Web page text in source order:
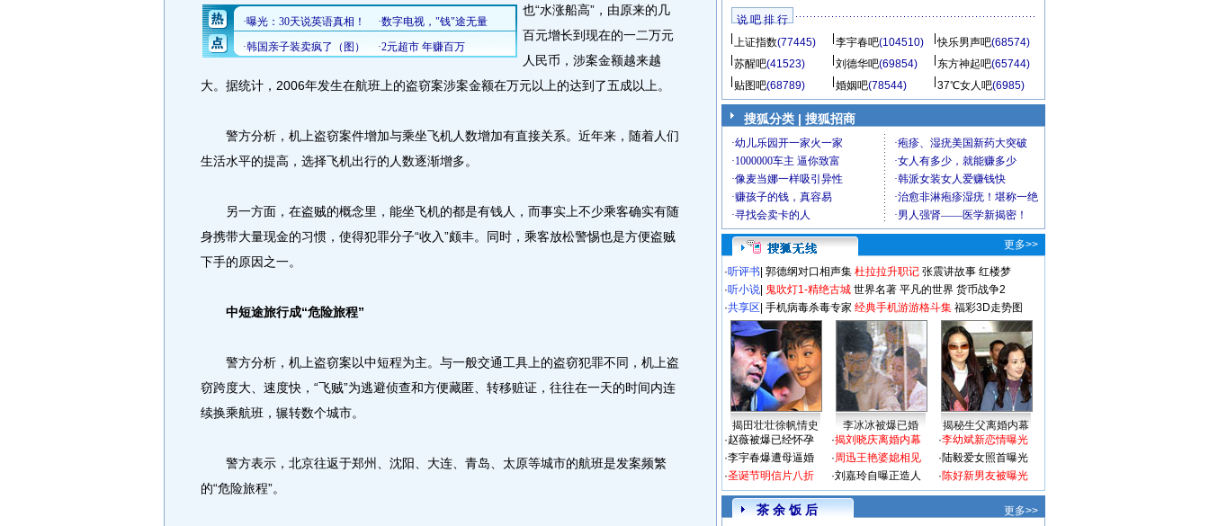
也“水涨船高”，由原来的几
百元增长到现在的一二万元
人民币，涉案金额越来越
大。据统计，2006年发生在航班上的盗窃案涉案金额在万元以上的达到了五成以上。
警方分析，机上盗窃案件增加与乘坐飞机人数增加有直接关系。近年来，随着人们
生活水平的提高，选择飞机出行的人数逐渐增多。
另一方面，在盗贼的概念里，能坐飞机的都是有钱人，而事实上不少乘客确实有随
身携带大量现金的习惯，使得犯罪分子“收入”颇丰。同时，乘客放松警惕也是方便盗贼
下手的原因之一。
中短途旅行成“危险旅程”
警方分析，机上盗窃案以中短程为主。与一般交通工具上的盗窃犯罪不同，机上盗
窃跨度大、速度快，“飞贼”为逃避侦查和方便藏匿、转移赃证，往往在一天的时间内连
续换乘航班，辗转数个城市。
警方表示，北京往返于郑州、沈阳、大连、青岛、太原等城市的航班是发案频繁
的“危险旅程”。
说 吧 排 行
上证指数(77445) 李宇春吧(104510) 快乐男声吧(68574)
苏醒吧(41523) 刘德华吧(69854) 东方神起吧(65744)
贴图吧(68789) 婚姻吧(78544) 37℃女人吧(6985)
搜狐分类 | 搜狐招商
更多>>
·听评书 郭德纲对口相声集 杜拉拉升职记 张震讲故事 红楼梦
·听小说 鬼吹灯1-精绝古城 世界名著 平凡的世界 货币战争2
·共享区 手机病毒杀毒专家 经典手机游游格斗集 福彩3D走势图
揭田壮壮徐帆情史 李冰冰被爆已婚
揭秘生父离婚内幕
·赵薇被爆已经怀孕
·李宇春爆遭母逼婚
·圣诞节明信片八折
·揭刘晓庆离婚内幕
·周迅王艳婆媳相见
·刘嘉玲自曝正造人
·李幼斌新恋情曝光
·陆毅爱女照首曝光
·陈好新男友被曝光
茶 余 饭 后
更多>>